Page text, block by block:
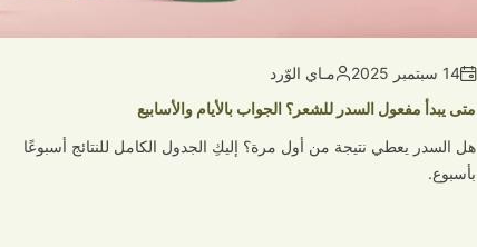
14 سبتمبر 2025
مـاي الوّرد
متى يبدأ مفعول السدر للشعر؟ الجواب بالأيام والأسابيع
هل السدر يعطي نتيجة من أول مرة؟ إليكِ الجدول الكامل للنتائج أسبوعًا
بأسبوع.